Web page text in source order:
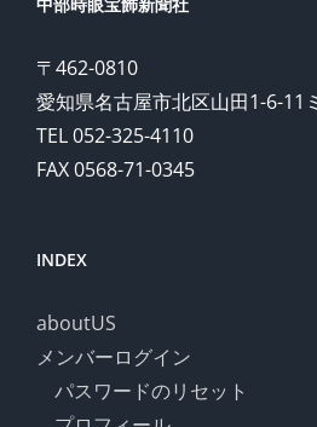
〒462-0810
愛知県名古屋市北区山田1-6-11
TEL 052-325-4110
FAX 0568-71-0345
INDEX
aboutUS
メンバーログイン
パスワードのリセット